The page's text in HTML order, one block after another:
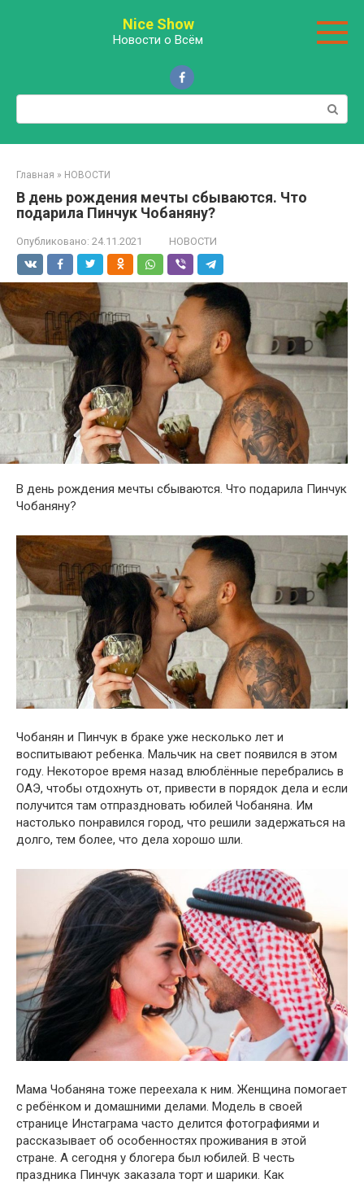
Nice Show
Новости о Всём
Поиск:
Главная » НОВОСТИ
В день рождения мечты сбываются. Что
подарила Пинчук Чобаняну?
Опубликовано: 24.11.2021 НОВОСТИ
В день рождения мечты сбываются. Что подарила Пинчук
Чобаняну?
Чобанян и Пинчук в браке уже несколько лет и
воспитывают ребенка. Мальчик на свет появился в этом
году. Некоторое время назад влюблённые перебрались в
ОАЭ, чтобы отдохнуть от, привести в порядок дела и если
получится там отпраздновать юбилей Чобаняна. Им
настолько понравился город, что решили задержаться на
долго, тем более, что дела хорошо шли.
Мама Чобаняна тоже переехала к ним. Женщина помогает
с ребёнком и домашними делами. Модель в своей
странице Инстаграма часто делится фотографиями и
рассказывает об особенностях проживания в этой
стране. А сегодня у блогера был юбилей. В честь
праздника Пинчук заказала торт и шарики. Как